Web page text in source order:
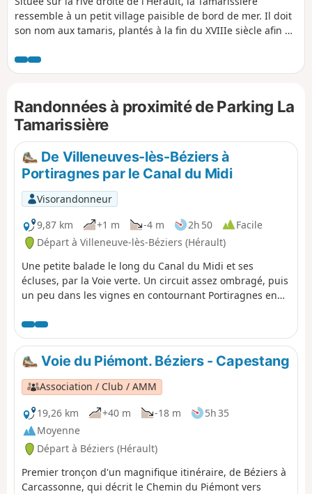
ressemble à un petit village paisible de bord de mer. Il doit
son nom aux tamaris, plantés à la fin du XVIIIe siècle afin de
Entouré par les plages, une vaste pinède et la zone
naturelle des Verdisses, découvrez une nature sauvage aux
basaltiques de la jetée, au sable des chemins des dunes,
jusqu’aux sols humides au milieu de la végétation
luxuriante, partez en balade dans cet écrin de contrastes.
Randonnées à proximité de Parking La
Tamarissière
De Villeneuves-lès-Béziers à
Portiragnes par le Canal du Midi
Visorandonneur
9,87 km
+1 m -4 m 2h 50
Facile
Départ à Villeneuve-lès-Béziers (Hérault)
Une petite balade le long du Canal du Midi et ses
écluses, par la Voie verte. Un circuit assez ombragé, puis
un peu dans les vignes en contournant Portiragnes en
parcours, passage dans les Marais de Portiragnes et le
Lac de la Grande Maire.
Voie du Piémont. Béziers - Capestang
Association / Club / AMM
19,26 km
+40 m -18 m
5h 35
Moyenne
Départ à Béziers (Hérault)
Premier tronçon d'un magnifique itinéraire, de Béziers à
Carcassonne, qui décrit le Chemin du Piémont vers